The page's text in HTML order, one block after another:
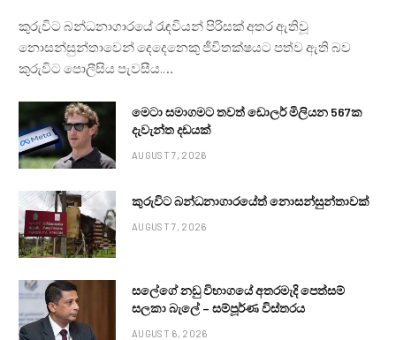
කුරුවිට බන්ධනාගාරයේ රැඳවියන් පිරිසක් අතර ඇතිවූ
නොසන්සුන්තාවෙන් දෙදෙනෙකු ජීවිතක්ෂයට පත්ව ඇති බව
කුරුවිට පොලීසිය පැවසීය.…
මෙටා සමාගමට තවත් ඩොලර් මිලියන 567ක
දැවැන්ත දඩයක්
AUGUST 7, 2026
කුරුවිට බන්ධනාගාරයේත් නොසන්සුන්තාවක්
AUGUST 7, 2026
සලේගේ නඩු විභාගයේ අතරමැදි පෙත්සම්
සලකා බැලේ – සම්පූර්ණ විස්තරය
AUGUST 6, 2026